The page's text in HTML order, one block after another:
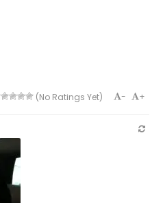
(No Ratings Yet) +
-